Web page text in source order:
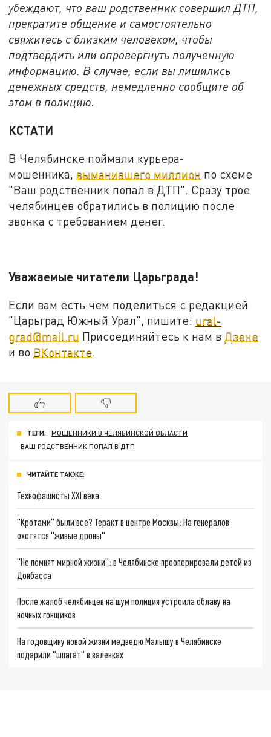
убеждают, что ваш родственник совершил ДТП,
прекратите общение и самостоятельно
свяжитесь с близким человеком, чтобы
подтвердить или опровергнуть полученную
информацию. В случае, если вы лишились
денежных средств, немедленно сообщите об
этом в полицию.
КСТАТИ
В Челябинске поймали курьера-
мошенника, выманившего миллион по схеме
"Ваш родственник попал в ДТП". Сразу трое
челябинцев обратились в полицию после
звонка с требованием денег.
Уважаемые читатели Царьграда!
Если вам есть чем поделиться с редакцией
"Царьград Южный Урал", пишите: ural-
grad@mail.ru Присоединяйтесь к нам в Дзене
и во ВКонтакте.
ТЕГИ:
МОШЕННИКИ В ЧЕЛЯБИНСКОЙ ОБЛАСТИ
ВАШ РОДСТВЕННИК ПОПАЛ В ДТП
ЧИТАЙТЕ ТАКЖЕ:
Технофашисты XXI века
"Кротами" были все? Теракт в центре Москвы: На генералов
охотятся "живые дроны"
"Не помнят мирной жизни": в Челябинске прооперировали детей из
Донбасса
После жалоб челябинцев на шум полиция устроила облаву на
ночных гонщиков
На годовщину новой жизни медведю Малышу в Челябинске
подарили "шпагат" в валенках